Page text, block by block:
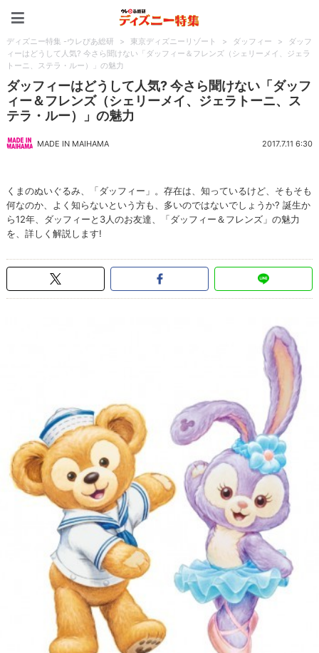
ディズニー特集 -ウレぴあ総研 > 東京ディズニーリゾート > ダッフィー >
ダッフ
ィーはどうして人気? 今さら聞けない「ダッフィー＆フレンズ（シェリーメイ、ジェラ
トーニ、ステラ・ルー）」の魅力
ダッフィーはどうして人気? 今さら聞けない「ダッフ
ィー＆フレンズ（シェリーメイ、ジェラトーニ、ス
テラ・ルー）」の魅力
MADE IN MAIHAMA 2017.7.11 6:30
くまのぬいぐるみ、「ダッフィー」。存在は、知っているけど、そもそも
何なのか、よく知らないという方も、多いのではないでしょうか? 誕生か
ら12年、ダッフィーと3人のお友達、「ダッフィー＆フレンズ」の魅力
を、詳しく解説します!